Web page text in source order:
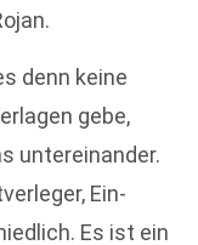
denn keine
gebe,
untereinander.
Ein-
Es ist ein